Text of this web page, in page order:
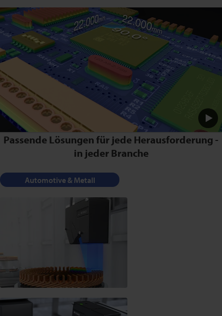
Wiedergeben
Passende Lösungen für jede Herausforderung -
in jeder Branche
Automotive & Metall